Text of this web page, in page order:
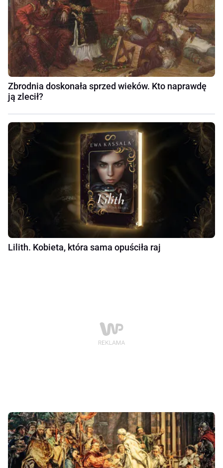
Zbrodnia doskonała sprzed wieków. Kto naprawdę
ją zlecił?
Lilith. Kobieta, która sama opuściła raj